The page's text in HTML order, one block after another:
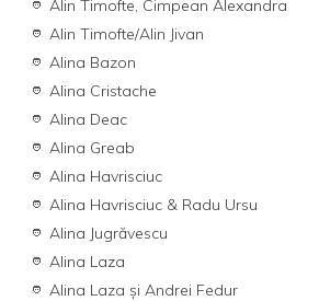
Alin Timofte, Cimpean Alexandra
Alin Timofte/Alin Jivan
Alina Bazon
Alina Cristache
Alina Deac
Alina Greab
Alina Havrisciuc
Alina Havrisciuc & Radu Ursu
Alina Jugrăvescu
Alina Laza
Alina Laza și Andrei Fedur